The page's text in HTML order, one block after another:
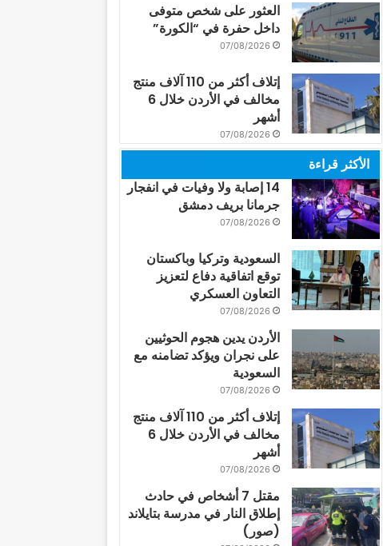
العثور على شخص متوفى
داخل حفرة في “الكورة”
07/08/2026
إتلاف أكثر من 110 آلاف منتج
مخالف في الأردن خلال 6
أشهر
07/08/2026
الأكثر قراءة
14 إصابة ولا وفيات في انفجار
جرمانا بريف دمشق
07/08/2026
السعودية وتركيا وباكستان
توقع اتفاقية دفاع لتعزيز
التعاون العسكري
07/08/2026
الأردن يدين هجوم الحوثيين
على نجران ويؤكد تضامنه مع
السعودية
07/08/2026
إتلاف أكثر من 110 آلاف منتج
مخالف في الأردن خلال 6
أشهر
07/08/2026
مقتل 7 أشخاص في حادث
إطلاق النار في مدرسة بتايلاند
(صور)